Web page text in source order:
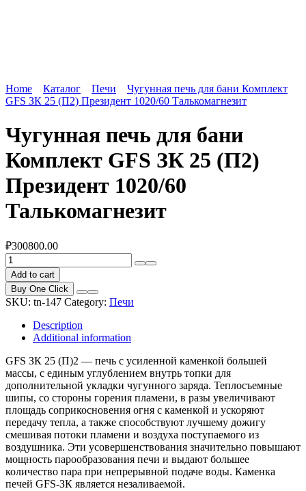
Home Каталог Печи
Чугунная печь для бани Комплект
GFS ЗК 25 (П2) Президент 1020/60 Талькомагнезит
Чугунная печь для бани
Комплект GFS ЗК 25 (П2)
Президент 1020/60
Талькомагнезит
₽300800.00
Чугунная
печь
для
бани
Комплект
(П2)
Президент
1020/60
Талькомагнезит
quantity
Add to cart
Buy One Click
SKU: tn-147 Category: Печи
Description
Additional information
GFS ЗК 25 (П)2 — печь с усиленной каменкой большей
массы, с единым углублением внутрь топки для
дополнительной укладки чугунного заряда. Теплосъемные
шипы, со стороны горения пламени, в разы увеличивают
площадь соприкосновения огня с каменкой и ускоряют
передачу тепла, а также способствуют лучшему дожигу
смешивая потоки пламени и воздуха поступаемого из
воздушника. Эти усовершенствования значительно повышают
мощность парообразования печи и выдают большее
количество пара при непрерывной подаче воды. Каменка
печей GFS-ЗК является незаливаемой.